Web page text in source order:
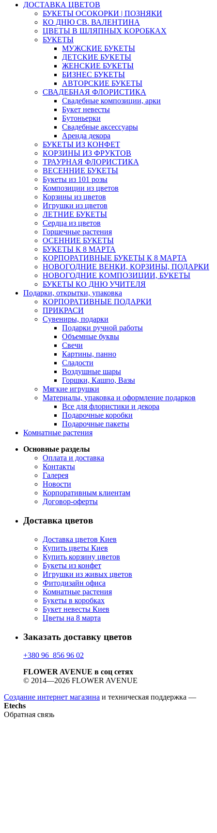
ДОСТАВКА ЦВЕТОВ
БУКЕТЫ ОСОКОРКИ | ПОЗНЯКИ
КО ДНЮ СВ. ВАЛЕНТИНА
ЦВЕТЫ В ШЛЯПНЫХ КОРОБКАХ
БУКЕТЫ
МУЖСКИЕ БУКЕТЫ
ДЕТСКИЕ БУКЕТЫ
ЖЕНСКИЕ БУКЕТЫ
БИЗНЕС БУКЕТЫ
АВТОРСКИЕ БУКЕТЫ
СВАДЕБНАЯ ФЛОРИСТИКА
Свадебные композиции, арки
Букет невесты
Бутоньерки
Свадебные аксессуары
Аренда декора
БУКЕТЫ ИЗ КОНФЕТ
КОРЗИНЫ ИЗ ФРУКТОВ
ТРАУРНАЯ ФЛОРИСТИКА
ВЕСЕННИЕ БУКЕТЫ
Букеты из 101 розы
Композиции из цветов
Корзины из цветов
Игрушки из цветов
ЛЕТНИЕ БУКЕТЫ
Сердца из цветов
Горшечные растения
ОСЕННИЕ БУКЕТЫ
БУКЕТЫ К 8 МАРТА
КОРПОРАТИВНЫЕ БУКЕТЫ К 8 МАРТА
НОВОГОДНИЕ ВЕНКИ, КОРЗИНЫ, ПОДАРКИ
НОВОГОДНИЕ КОМПОЗИЦИИ, БУКЕТЫ
БУКЕТЫ КО ДНЮ УЧИТЕЛЯ
Подарки, открытки, упаковка
КОРПОРАТИВНЫЕ ПОДАРКИ
ПРИКРАСИ
Сувениры, подарки
Подарки ручной работы
Объемные буквы
Свечи
Картины, панно
Сладости
Воздушные шары
Горшки, Кашпо, Вазы
Мягкие игрушки
Материалы, упаковка и оформление подарков
Все для флористики и декора
Подарочные коробки
Подарочные пакеты
Комнатные растения
Основные разделы
Оплата и доставка
Контакты
Галерея
Новости
Корпоративным клиентам
Договор-оферты
Доставка цветов
Доставка цветов Киев
Купить цветы Киев
Купить корзину цветов
Букеты из конфет
Игрушки из живых цветов
Фитодизайн офиса
Комнатные растения
Букеты в коробках
Букет невесты Киев
Цветы на 8 марта
Заказать доставку цветов
+380 96 856 96 02
FLOWER AVENUE в соц сетях
© 2014—2026 FLOWER AVENUE
Создание интернет магазина и техническая поддержка —
Etechs
Обратная связь